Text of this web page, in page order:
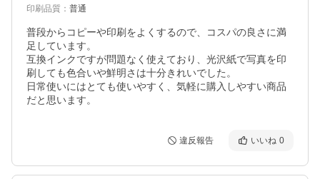
印刷品質 ： 普通
普段からコピーや印刷をよくするので、コスパの良さに満
足しています。
互換インクですが問題なく使えており、光沢紙で写真を印
刷しても色合いや鮮明さは十分きれいでした。
日常使いにはとても使いやすく、気軽に購入しやすい商品
だと思います。
違反報告 いいね 0